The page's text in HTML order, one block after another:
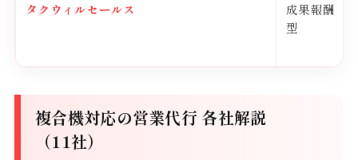
タクウィルセールス
成果報酬
型
複合機対応の営業代行 各社解説
（11社）